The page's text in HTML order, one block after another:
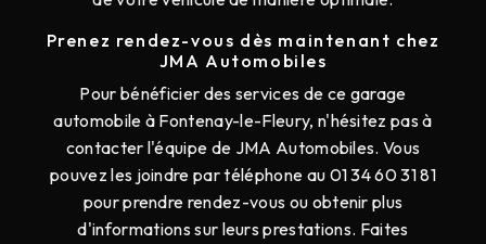
Prenez rendez-vous dès maintenant chez
JMA Automobiles
Pour bénéficier des services de ce garage
automobile à Fontenay-le-Fleury, n'hésitez pas à
contacter l'équipe de JMA Automobiles. Vous
pouvez les joindre par téléphone au 01 34 60 31 81
pour prendre rendez-vous ou obtenir plus
d'informations sur leurs prestations. Faites